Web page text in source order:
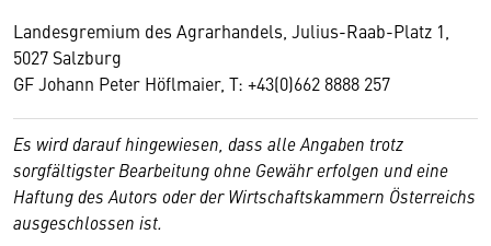
Landesgremium des Agrarhandels, Julius-Raab-Platz 1,
5027 Salzburg
GF Johann Peter Höflmaier, T: +43(0)662 8888 257
Es wird darauf hingewiesen, dass alle Angaben trotz
sorgfältigster Bearbeitung ohne Gewähr erfolgen und eine
Haftung des Autors oder der Wirtschaftskammern Österreichs
ausgeschlossen ist.